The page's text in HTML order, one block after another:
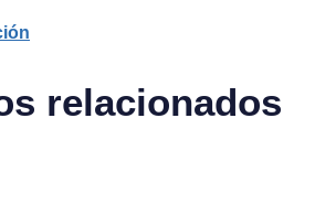
relacionados